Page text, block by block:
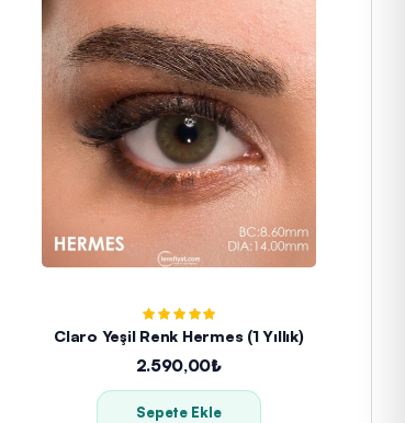
Claro Yeşil Renk Hermes (1 Yıllık)
2.590,00₺
Sepete Ekle